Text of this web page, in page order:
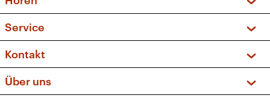
Sendungen und Podcasts
Musikliste
Kakadu – Das Kinderprogramm
Frequenzen (UKW + DAB+)
Service
FAQ
Apps
Newsletter
Kontakt
Social Media
Über uns